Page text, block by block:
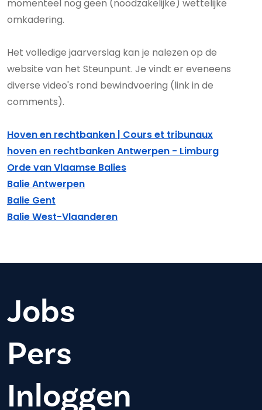
momenteel nog geen (noodzakelijke) wettelijke
omkadering.
Het volledige jaarverslag kan je nalezen op de
website van het Steunpunt. Je vindt er eveneens
diverse video's rond bewindvoering (link in de
comments).
Hoven en rechtbanken | Cours et tribunaux
hoven en rechtbanken Antwerpen - Limburg
Orde van Vlaamse Balies
Balie Antwerpen
Balie Gent
Balie West-Vlaanderen
Jobs
Pers
Inloggen